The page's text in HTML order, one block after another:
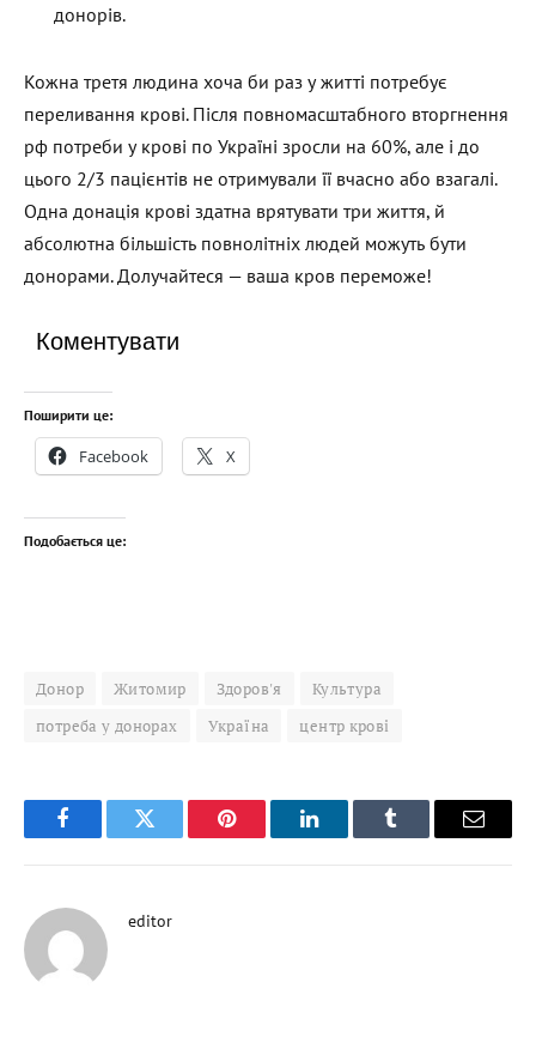
донорів.
Кожна третя людина хоча би раз у житті потребує
переливання крові. Після повномасштабного вторгнення
рф потреби у крові по Україні зросли на 60%, але і до
цього 2/3 пацієнтів не отримували її вчасно або взагалі.
Одна донація крові здатна врятувати три життя, й
абсолютна більшість повнолітніх людей можуть бути
донорами. Долучайтеся — ваша кров переможе!
Коментувати
Поширити це:
Facebook X
Подобається це:
Донор Житомир Здоров'я
Культура
потреба у донорах
Україна центр крові
FacebookTwitter Pinterest LinkedInTumblr Email
editor